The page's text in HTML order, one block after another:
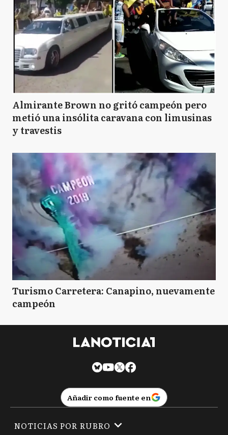
Almirante Brown no gritó campeón pero
metió una insólita caravana con limusinas
y travestis
Turismo Carretera: Canapino, nuevamente
campeón
Añadir como fuente en
NOTICIAS POR RUBRO